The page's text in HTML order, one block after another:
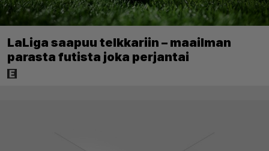
LaLiga saapuu telkkariin – maailman
parasta futista joka perjantai